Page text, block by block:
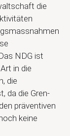
die
NDG ist
in die
die
da die Gren-
präventiven
keine